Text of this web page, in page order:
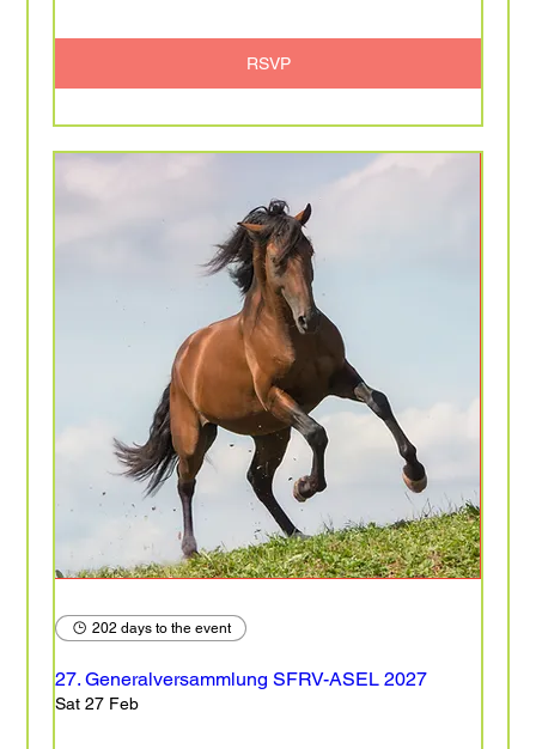
RSVP
202 days to the event
27. Generalversammlung SFRV-ASEL 2027
Sat 27 Feb